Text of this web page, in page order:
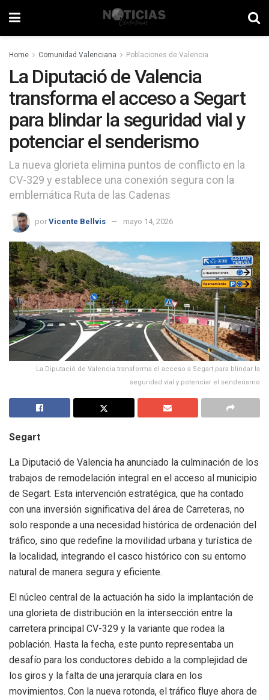
Home Comunidad Valenciana Poblaciones de Valencia
La Diputació de Valencia
transforma el acceso a Segart
para blindar la seguridad vial y
potenciar el senderismo
La nueva glorieta elimina puntos de conflicto en la
CV-329 y establece una conexión segura con la
emblemática Ruta de las Cadenas
por Vicente Bellvis mayo 14, 2026
La Diputació de Valencia transforma el acceso a Segart para blindar la
seguridad vial y potenciar el senderismo
Segart
La Diputació de Valencia ha anunciado la culminación de los
trabajos de remodelación integral en el acceso al municipio
de Segart. Esta intervención estratégica, que ha contado
con una inversión significativa del área de Carreteras, no
solo responde a una necesidad histórica de ordenación del
tráfico, sino que redefine la movilidad urbana y turística de
la localidad, integrando el casco histórico con su entorno
natural de manera segura y eficiente.
El núcleo central de la actuación ha sido la implantación de
una glorieta de distribución en la intersección entre la
carretera principal CV-329 y la variante que rodea la
población. Hasta la fecha, este punto representaba un
desafío para los conductores debido a la complejidad de
los giros y la falta de una jerarquía clara en los
movimientos. Con la nueva rotonda, el tráfico fluye ahora de